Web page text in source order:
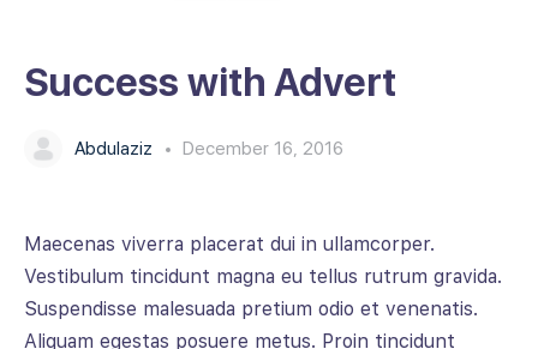
Success with Advert
Abdulaziz December 16, 2016
Maecenas viverra placerat dui in ullamcorper.
Vestibulum tincidunt magna eu tellus rutrum gravida.
Suspendisse malesuada pretium odio et venenatis.
Aliquam egestas posuere metus. Proin tincidunt